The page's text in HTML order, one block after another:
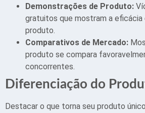
Demonstrações de Produto:
gratuitos que mostram a eficácia
produto.
Comparativos de Mercado:
produto se compara
concorrentes.
Diferenciação do
Destacar o que torna seu produto